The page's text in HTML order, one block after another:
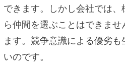
できます。しかし会社では
ら仲間を選ぶことはできま
ます。競争意識による優劣
いのです。